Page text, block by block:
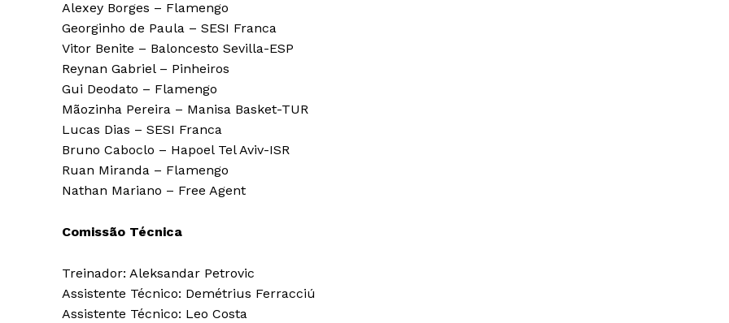
Alexey Borges – Flamengo
Georginho de Paula – SESI Franca
Vitor Benite – Baloncesto Sevilla-ESP
Reynan Gabriel – Pinheiros
Gui Deodato – Flamengo
Mãozinha Pereira – Manisa Basket-TUR
Lucas Dias – SESI Franca
Bruno Caboclo – Hapoel Tel Aviv-ISR
Ruan Miranda – Flamengo
Nathan Mariano – Free Agent
Comissão Técnica
Treinador: Aleksandar Petrovic
Assistente Técnico: Demétrius Ferracciú
Assistente Técnico: Leo Costa